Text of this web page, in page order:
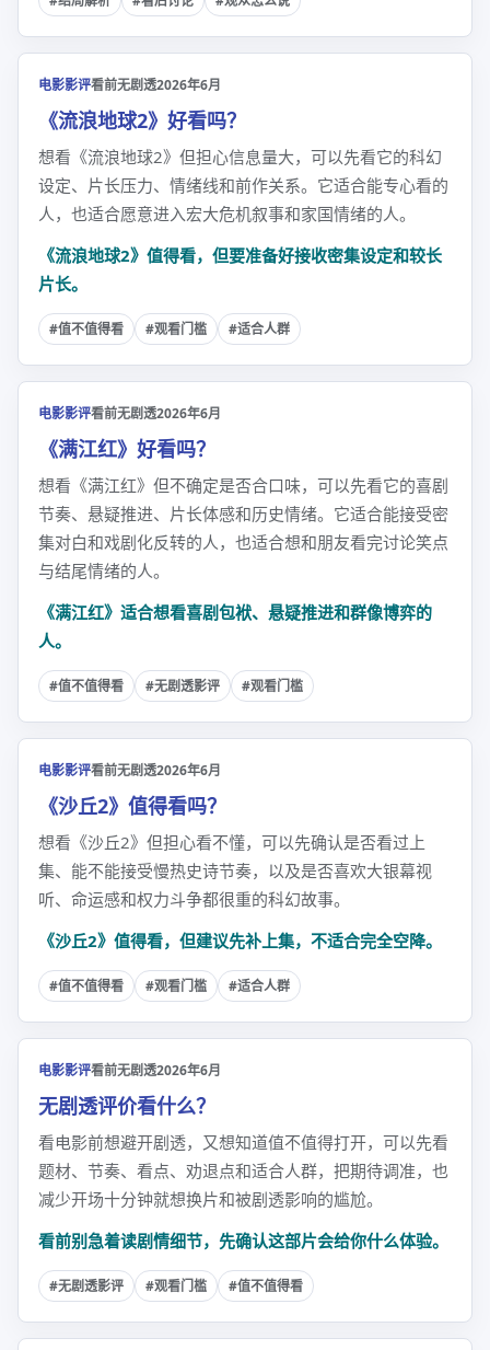
电影影评看前无剧透2026年6月
《流浪地球2》好看吗？
想看《流浪地球2》但担心信息量大，可以先看它的科幻
设定、片长压力、情绪线和前作关系。它适合能专心看的
人，也适合愿意进入宏大危机叙事和家国情绪的人。
《流浪地球2》值得看，但要准备好接收密集设定和较长
片长。
#值不值得看 #观看门槛 #适合人群
电影影评看前无剧透2026年6月
《满江红》好看吗？
想看《满江红》但不确定是否合口味，可以先看它的喜剧
节奏、悬疑推进、片长体感和历史情绪。它适合能接受密
集对白和戏剧化反转的人，也适合想和朋友看完讨论笑点
与结尾情绪的人。
《满江红》适合想看喜剧包袱、悬疑推进和群像博弈的
人。
#值不值得看 #无剧透影评 #观看门槛
电影影评看前无剧透2026年6月
《沙丘2》值得看吗？
想看《沙丘2》但担心看不懂，可以先确认是否看过上
集、能不能接受慢热史诗节奏，以及是否喜欢大银幕视
听、命运感和权力斗争都很重的科幻故事。
《沙丘2》值得看，但建议先补上集，不适合完全空降。
#值不值得看 #观看门槛 #适合人群
电影影评看前无剧透2026年6月
无剧透评价看什么？
看电影前想避开剧透，又想知道值不值得打开，可以先看
题材、节奏、看点、劝退点和适合人群，把期待调准，也
减少开场十分钟就想换片和被剧透影响的尴尬。
看前别急着读剧情细节，先确认这部片会给你什么体验。
#无剧透影评 #观看门槛 #值不值得看